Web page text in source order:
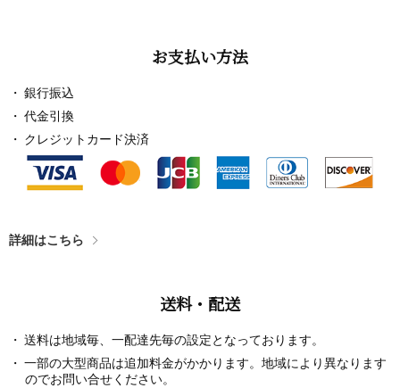
お支払い方法
銀行振込
代金引換
クレジットカード決済
詳細はこちら
送料・配送
送料は地域毎、一配達先毎の設定となっております。
一部の大型商品は追加料金がかかります。地域により異なります
のでお問い合せください。